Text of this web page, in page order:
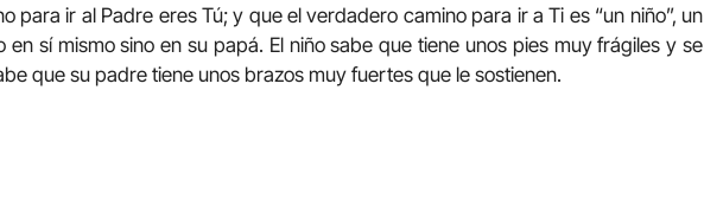
para ir al Padre eres Tú; y que el verdadero camino para ir a Ti es “un niño”, un
en sí mismo sino en su papá. El niño sabe que tiene unos pies muy frágiles y se
que su padre tiene unos brazos muy fuertes que le sostienen.